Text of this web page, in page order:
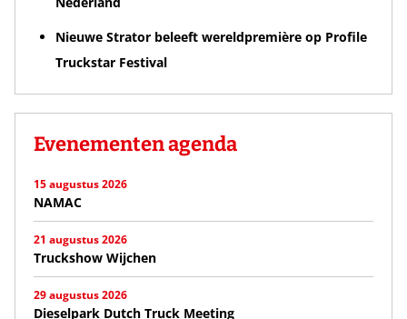
Nieuwe Strator beleeft wereldpremière op Profile
Truckstar Festival
Evenementen agenda
15 augustus 2026
NAMAC
21 augustus 2026
Truckshow Wijchen
29 augustus 2026
Dieselpark Dutch Truck Meeting